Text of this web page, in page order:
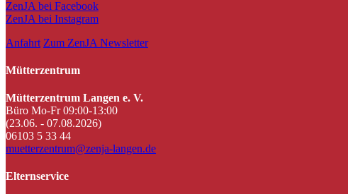
ZenJA bei Facebook
ZenJA bei Instagram
Anfahrt Zum ZenJA Newsletter
Mütterzentrum
Mütterzentrum Langen e. V.
Büro Mo-Fr 09:00-13:00
(23.06. - 07.08.2026)
06103 5 33 44
muetterzentrum@zenja-langen.de
Elternservice